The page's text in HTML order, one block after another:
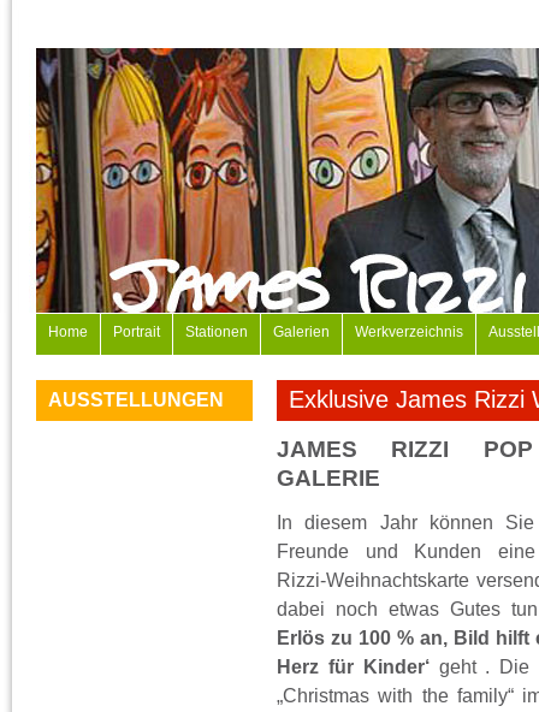
Home Portrait Stationen Galerien Werkverzeichnis
AUSSTELLUNGEN Exklusive James Rizzi
JAMES RIZZI
GALERIE
In diesem Jahr können
Freunde und Kunden
Rizzi-Weihnachtskarte
dabei noch etwas Gutes
Erlös zu 100 % an, Bild hilft
Herz für Kinder‘geht . Die
„Christmas with the family“